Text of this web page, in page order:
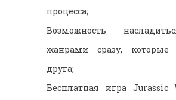
процесса;
Возможность
жанрами сразу,
друга;
Бесплатная игра Jurassic